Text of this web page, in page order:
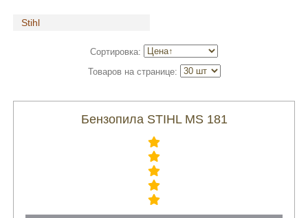
Stihl
Сортировка:
Товаров на странице:
Бензопила STIHL MS 181